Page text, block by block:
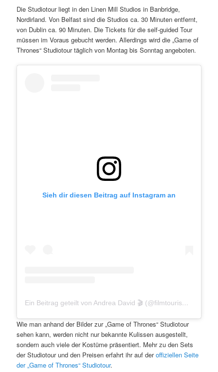
Die Studiotour liegt in den Linen Mill Studios in Banbridge,
Nordirland. Von Belfast sind die Studios ca. 30 Minuten entfernt,
von Dublin ca. 90 Minuten. Die Tickets für die self-guided Tour
müssen im Voraus gebucht werden. Allerdings wird die „Game of
Thrones“ Studiotour täglich von Montag bis Sonntag angeboten.
Sieh dir diesen Beitrag auf Instagram an
Ein Beitrag geteilt von Andrea David 🎬 (@filmtourismus)
Wie man anhand der Bilder zur „Game of Thrones“ Studiotour
sehen kann, werden nicht nur bekannte Kulissen ausgestellt,
sondern auch viele der Kostüme präsentiert. Mehr zu den Sets
der Studiotour und den Preisen erfahrt ihr auf deroffiziellen Seite
der „Game of Thrones“ Studiotour.